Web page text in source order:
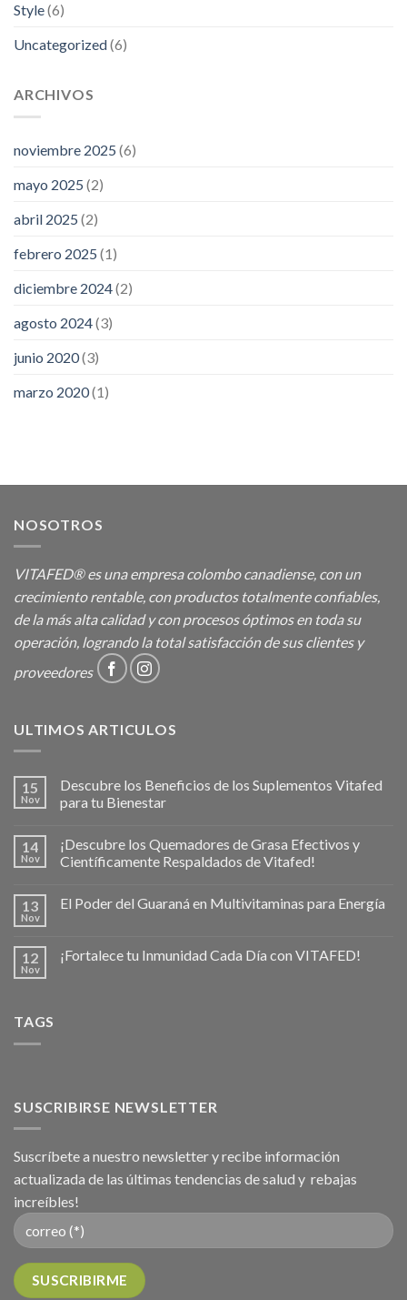
Style(6)
Uncategorized(6)
ARCHIVOS
noviembre 2025 (6)
mayo 2025 (2)
abril 2025 (2)
febrero 2025 (1)
diciembre 2024(2)
agosto 2024(3)
junio 2020(3)
marzo 2020(1)
NOSOTROS
VITAFED® es una empresa colombo canadiense, con un
crecimiento rentable, con productos totalmente confiables,
de la más alta calidad y con procesos óptimos en toda su
operación, logrando la total satisfacción de sus clientes y
proveedores
ULTIMOS ARTICULOS
15
Nov
Descubre los Beneficios de los Suplementos Vitafed
para tu Bienestar
14
Nov
¡Descubre los Quemadores de Grasa Efectivos y
Científicamente Respaldados de Vitafed!
13
Nov
El Poder del Guaraná en Multivitaminas para Energía
12
Nov
¡Fortalece tu Inmunidad Cada Día con VITAFED!
TAGS
SUSCRIBIRSE NEWSLETTER
Suscríbete a nuestro newsletter y recibe información
actualizada de las últimas tendencias de salud y rebajas
increíbles!